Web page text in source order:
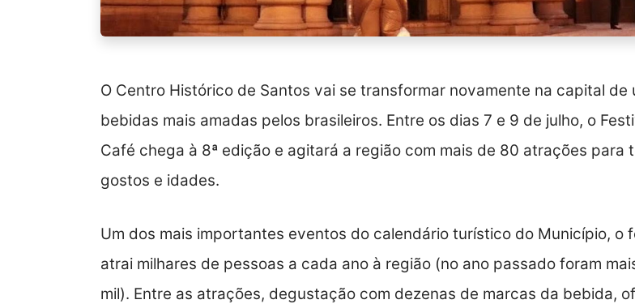
O Centro Histórico de Santos vai se transformar novamente na capital de
bebidas mais amadas pelos brasileiros. Entre os dias 7 e 9 de julho, o
Café chega à 8ª edição e agitará a região com mais de 80 atrações para
gostos e idades.
Um dos mais importantes eventos do calendário turístico do Município, o
atrai milhares de pessoas a cada ano à região (no ano passado foram
mil). Entre as atrações, degustação com dezenas de marcas da bebida,